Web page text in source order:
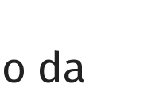
da